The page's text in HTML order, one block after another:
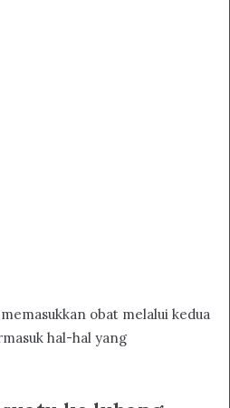
obat melalui kedua
hal-hal yang